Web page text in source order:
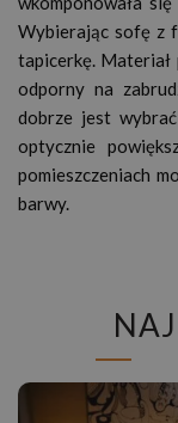
Wybierając sofę z
tapicerkę. Materiał
odporny na
dobrze jest
optycznie
pomieszczeniach
barwy.